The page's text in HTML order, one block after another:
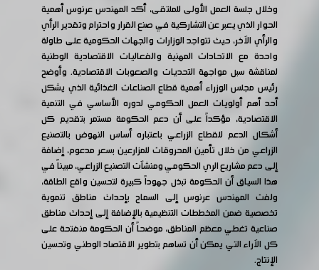
وخلال جلسة العمل الأولى للملتقى، أكد المهندس عرنوس أهمية
الحوار الذي يعبر عن التشاركية في صنع القرار واحترام وتقدير الرأي
والرأي الآخر، حيث تتواجد الوزارات والجهات الحكومية على طاولة
واحدة مع الاتحادات المهنية والفعاليات الاقتصادية الوطنية
لمناقشة سبل مواجهة التحديات والصعوبات الاقتصادية. وأوضح
رئيس مجلس الوزراء أهمية قطاع الصناعات الغذائية الذي يشكل
أحد أهم أولويات العمل الحكومي لدوره الأساسي في التنمية
الاقتصادية، مؤكداً على أن دعم الحكومة مستمر بتقديم كل
أشكال الدعم للقطاع الزراعي باعتباره أساس النهوض بالتصنيع
الزراعي من خلال تأمين المحروقات للمزارعين بسعر مدعوم، إضافة
إلى دعم مشاريع الري الحكومي ومنشآت التصنيع الزراعي، مبيناً في
هذا السياق أن الحكومة تبذل جهوداً كبيرة لتحسين واقع الطاقة،
ولفت المهندس عرنوس إلى السماح بإحداث مناطق تنموية
تخصصية ضمن المخططات التنظيمية بالإضافة إلى إحداث مناطق
صناعية تغطي معظم المناطق، موضحاً أن الحكومة منفتحة على
كل الآراء التي يمكن أن تساهم بتطوير الاقتصاد الوطني وتحسين
الإنتاج.